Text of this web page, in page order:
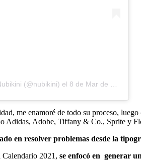
(@nubikini) el 8 de Mar de 2020 a las 9:32 PDT
me enamoré de todo su proceso,
Adidas, Adobe, Tiffany & Co., Sprite y
en resolver problemas desde la
Calendario 2021, se enfocó en generar